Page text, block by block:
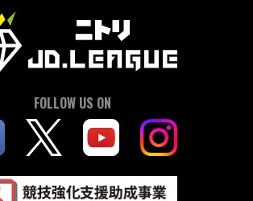
FOLLOW US ON